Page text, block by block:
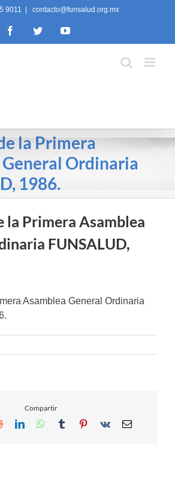
9011 contacto@funsalud.org.mx
FacebookTwitterYouTube
la Primera
Ordinaria
1986.
la Primera Asamblea
FUNSALUD,
Asamblea General Ordinaria
Compartir
RedditLinkedInWhatsApp
TumblrPinterest
Vk Email